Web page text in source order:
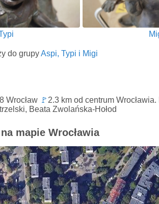
do grupyAspi, Typi i Migi
Wrocław 🚩 2.3 km od centrum
Beata Zwolańska-Hołod
mapie Wrocławia